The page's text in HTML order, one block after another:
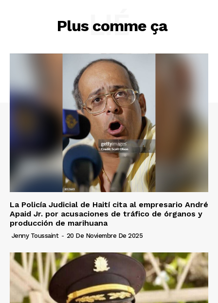
Plus comme ça
LIÉ
La Policía Judicial de Haití cita al empresario André
Apaid Jr. por acusaciones de tráfico de órganos y
producción de marihuana
Jenny Toussaint - 20 De Noviembre De 2025